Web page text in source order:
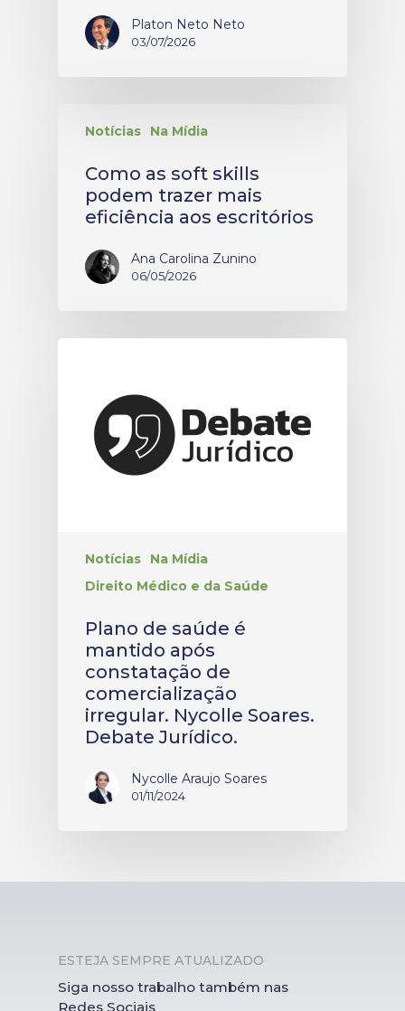
Platon Neto Neto
03/07/2026
Notícias Na Mídia
Como as soft skills
podem trazer mais
eficiência aos escritórios
Ana Carolina Zunino
06/05/2026
Notícias
Na Mídia
Direito Médico e da Saúde
Plano de saúde é
mantido após
constatação de
comercialização
irregular. Nycolle Soares.
Debate Jurídico.
Nycolle Araujo Soares
01/11/2024
ESTEJA SEMPRE ATUALIZADO
Siga nosso trabalho também nas
Redes Sociais